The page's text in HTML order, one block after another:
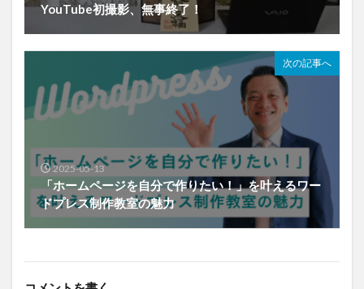
YouTube初撮影、無事終了！
次の記事へ
2025-05-13
「ホームページを自分で作りたい！」を叶えるワー
ドプレス制作教室の魅力